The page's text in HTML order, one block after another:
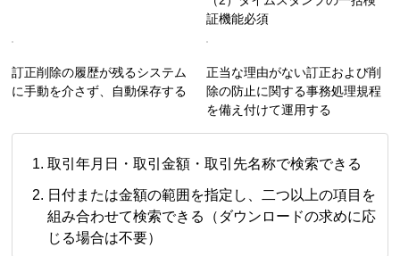
証機能必須
訂正削除の履歴が残るシステム
に手動を介さず、自動保存する
正当な理由がない訂正および削
除の防止に関する事務処理規程
を備え付けて運用する
取引年月日・取引金額・取引先名称で検索できる
日付または金額の範囲を指定し、二つ以上の項目を
組み合わせて検索できる（ダウンロードの求めに応
じる場合は不要）